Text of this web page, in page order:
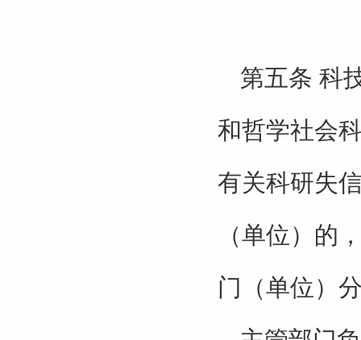
第五条 科
和哲学社会
有关科研失
（单位）的
门（单位）